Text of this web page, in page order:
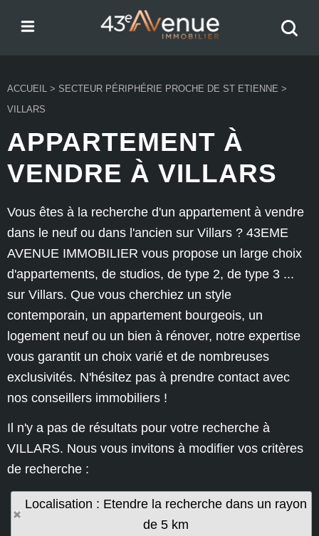
ACCUEIL > SECTEUR PÉRIPHÉRIE PROCHE DE ST ETIENNE >
VILLARS
APPARTEMENT À
VENDRE À VILLARS
Vous êtes à la recherche d'un appartement à vendre
dans le neuf ou dans l'ancien sur Villars ? 43EME
AVENUE IMMOBILIER vous propose un large choix
d'appartements, de studios, de type 2, de type 3 ...
sur Villars. Que vous cherchiez un style
contemporain, un appartement bourgeois, un
logement neuf ou un bien à rénover, notre expertise
vous garantit un choix varié et de nombreuses
exclusivités. N'hésitez pas à prendre contact avec
nos conseillers immobiliers !
Il n'y a pas de résultats pour votre recherche à
VILLARS. Nous vous invitons à modifier vos critères
de recherche :
Localisation : Etendre la recherche dans un rayon
de 5 km